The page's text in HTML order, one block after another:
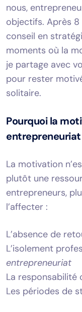
nous,
objectifs. Après 8
conseil en
moments où la
je partage avec
pour rester
solitaire.
Pourquoi la
entrepreneuriat
La motivation
plutôt une
entrepreneurs,
l’affecter :
L’absence de
L’isolement
entrepreneuriat
La responsabilité
Les périodes de